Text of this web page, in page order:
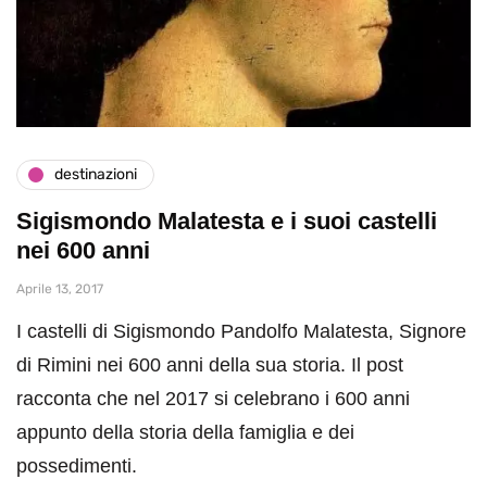
destinazioni
Sigismondo Malatesta e i suoi castelli
nei 600 anni
Aprile 13, 2017
I castelli di Sigismondo Pandolfo Malatesta, Signore
di Rimini nei 600 anni della sua storia. Il post
racconta che nel 2017 si celebrano i 600 anni
appunto della storia della famiglia e dei
possedimenti.